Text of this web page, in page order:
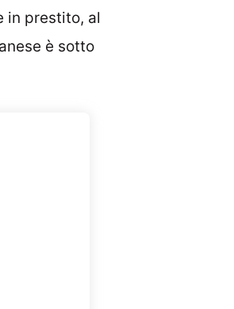
in prestito, al
è sotto